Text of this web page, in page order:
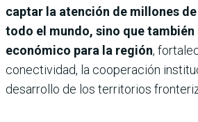
captar la atención de millones
todo el mundo, sino que también
económico para la región,
conectividad, la cooperación
desarrollo de los territorios